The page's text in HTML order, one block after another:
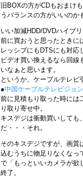
旧BOXの方がCDもおまけ
うバランスの方がいいのか
いい加減HDD/DVDハイブ
前に買おうと思ったときに
レッシブにもDTSにも対応
ビデオ買い換えるなら回
いなぁと思います。
というか、ケーブルテレビ
●中国ケーブルテレビジョ
前に見積もり取った時には
り取り寄せ中。
キスデジは衝動買いしても
だ・・・それ。
そのキスデジですが、画質
込むうちに物足りなくなっ
で「もっといいカメラが欲
終了。